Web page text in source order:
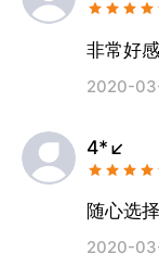
非常好
2020-
4*↙
随心选择
2020-